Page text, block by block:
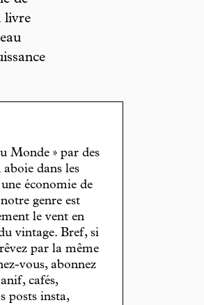
livre
Monde » par des
dans les
économie de
genre est
le vent en
vintage. Bref, si
par la même
vous, abonnez
cafés,
posts insta,